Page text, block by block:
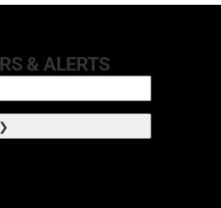
& ALERTS